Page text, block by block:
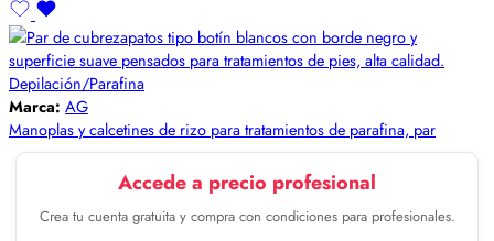
Depilación/Parafina
Marca: AG
Manoplas y calcetines de rizo para tratamientos de parafina, par
Accede a precio profesional
Crea tu cuenta gratuita y compra con condiciones para profesionales.